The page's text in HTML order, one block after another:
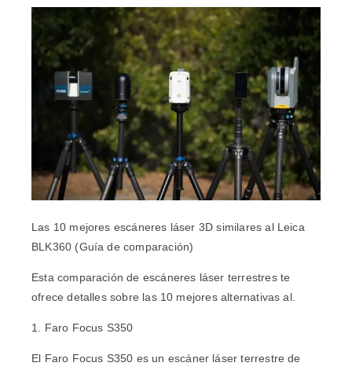
Las 10 mejores escáneres láser 3D similares al Leica
BLK360 (Guía de comparación)
Esta comparación de escáneres láser terrestres te
ofrece detalles sobre las 10 mejores alternativas al.
1. Faro Focus S350
El Faro Focus S350 es un escáner láser terrestre de